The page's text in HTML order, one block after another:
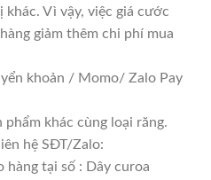
Vì vậy, việc giá cước
giảm thêm chi phí mua
khoản / Momo/ Zalo Pay
khác cùng loại răng.
hệ SĐT/Zalo:
tại số : Dây curoa